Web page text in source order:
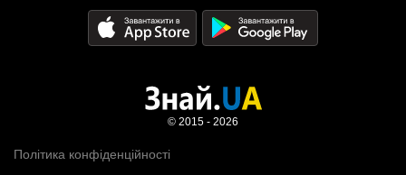
Політика конфіденційності
© 2015 - 2026